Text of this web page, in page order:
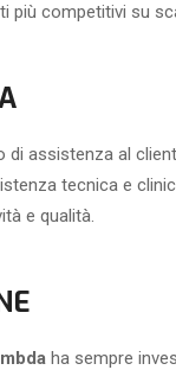
più competitivi su
di assistenza al
tecnica e
e qualità.
ha sempre